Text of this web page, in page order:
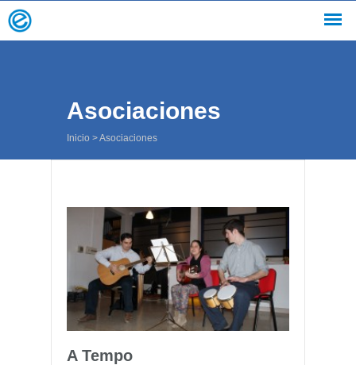
Asociaciones
Inicio >Asociaciones
A Tempo